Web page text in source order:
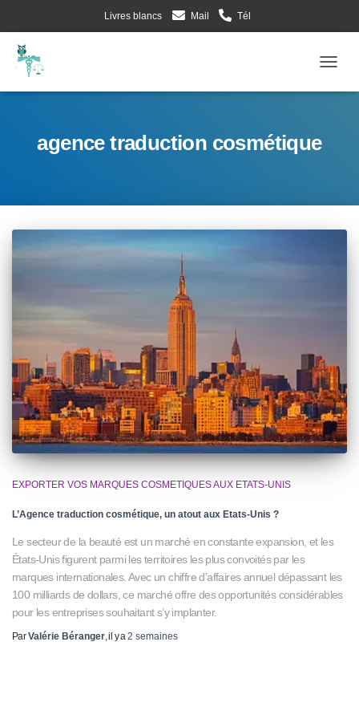
Livres blancs Mail Tél
agence traduction cosmétique
EXPORTER VOS MARQUES COSMETIQUES AUX ETATS-UNIS
L’Agence traduction cosmétique, un atout aux Etats-Unis ?
Le secteur de la beauté est un marché en constante expansion, et les
États-Unis figurent parmi les territoires les plus convoités par les
marques internationales. Avec un chiffre d’affaires annuel dépassant les
100 milliards de dollars, ce marché offre des opportunités considérables
pour les entreprises souhaitant s’y implanter.
ParValérie Béranger, il y a2 semaines